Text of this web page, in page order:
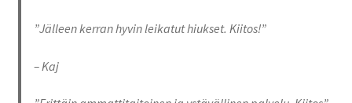
”Jälleen kerran hyvin leikatut hiukset. Kiitos!”
– Kaj